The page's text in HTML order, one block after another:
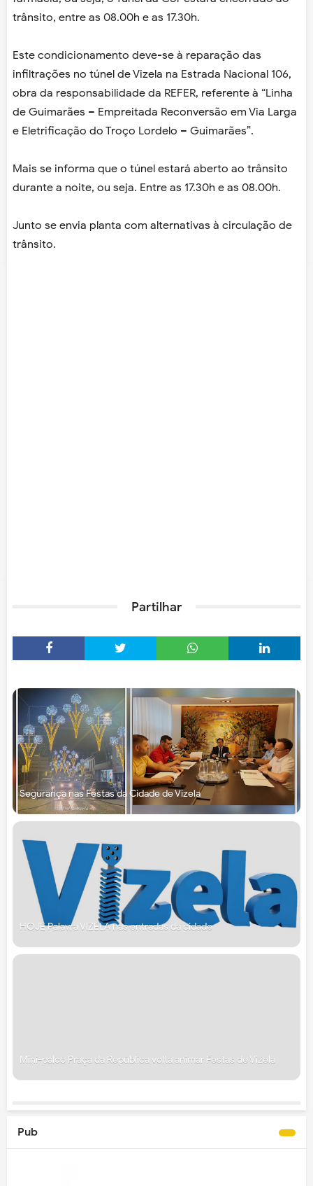
trânsito, entre as 08.00h e as 17.30h.
Este condicionamento deve-se à reparação das
infiltrações no túnel de Vizela na Estrada Nacional 106,
obra da responsabilidade da REFER, referente à “Linha
de Guimarães – Empreitada Reconversão em Via Larga
e Eletrificação do Troço Lordelo – Guimarães”.
Mais se informa que o túnel estará aberto ao trânsito
durante a noite, ou seja. Entre as 17.30h e as 08.00h.
Junto se envia planta com alternativas à circulação de
trânsito.
Partilhar
Segurança nas Festas da Cidade de Vizela
HOJE Palavra VIZELA nas entradas da cidade
Mini-palco Praça da República volta animar Festas de Vizela
Pub